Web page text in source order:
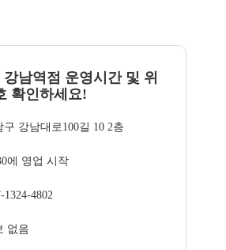
남역점 운영시간 및 위
확인하세요!
강남대로100길 10 2층
에 영업 시작
4802
없음